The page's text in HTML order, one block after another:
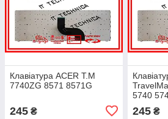
Клавіатура ACER T.M
7740ZG 8571 8571G
245 ₴
5740
Aspire
E1-571
245₴